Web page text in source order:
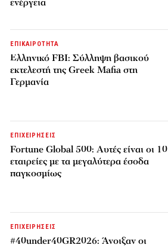
ΕΠΙΚΑΙΡΟΤΗΤΑ
Ελληνικό FBI: Σύλληψη βασικού
εκτελεστή της Greek Mafia στη
Γερμανία
ΕΠΙΧΕΙΡΗΣΕΙΣ
Fortune Global 500: Αυτές είναι οι 10
εταιρείες με τα μεγαλύτερα έσοδα
παγκοσμίως
ΕΠΙΧΕΙΡΗΣΕΙΣ
#40under40GR2026: Άνοιξαν οι